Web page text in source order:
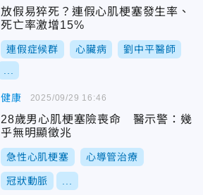
放假易猝死？連假心肌梗塞發生率、
死亡率激增15%
連假症候群 心臟病 劉中平醫師
健康
28歲男心肌梗塞險喪命 醫示警：幾
乎無明顯徵兆
急性心肌梗塞 心導管治療
冠狀動脈
2025/09/29 16:46